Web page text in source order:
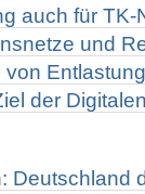
auch für TK-
und
der
Deutschland